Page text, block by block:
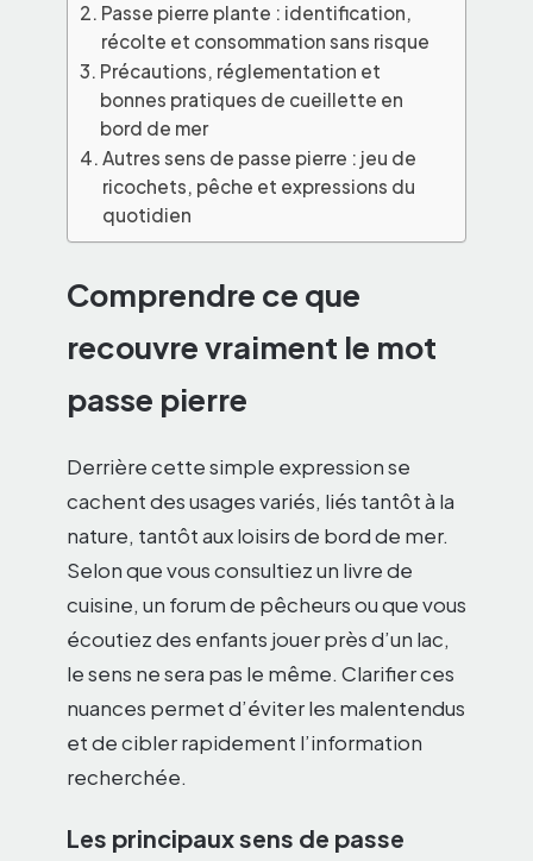
Passe pierre plante : identification,
récolte et consommation sans risque
Précautions, réglementation et
bonnes pratiques de cueillette en
bord de mer
Autres sens de passe pierre : jeu de
ricochets, pêche et expressions du
quotidien
Comprendre ce que
recouvre vraiment le mot
passe pierre
Derrière cette simple expression se
cachent des usages variés, liés tantôt à la
nature, tantôt aux loisirs de bord de mer.
Selon que vous consultiez un livre de
cuisine, un forum de pêcheurs ou que vous
écoutiez des enfants jouer près d’un lac,
le sens ne sera pas le même. Clarifier ces
nuances permet d’éviter les malentendus
et de cibler rapidement l’information
recherchée.
Les principaux sens de passe